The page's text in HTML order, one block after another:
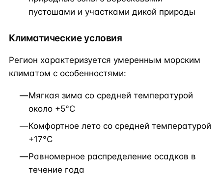
пустошами и участками дикой природы
Климатические условия
Регион характеризуется умеренным морским
климатом с особенностями:
Мягкая зима со средней температурой
около +5°C
Комфортное лето со средней температурой
+17°C
Равномерное распределение осадков в
течение года